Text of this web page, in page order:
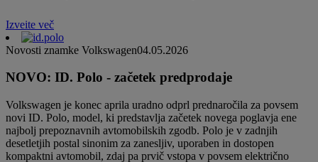
Izveite več
Novosti znamke Volkswagen04.05.2026
NOVO: ID. Polo - začetek predprodaje
Volkswagen je konec aprila uradno odprl prednaročila za povsem
novi ID. Polo, model, ki predstavlja začetek novega poglavja ene
najbolj prepoznavnih avtomobilskih zgodb. Polo je v zadnjih
desetletjih postal sinonim za zanesljiv, uporaben in dostopen
kompaktni avtomobil, zdaj pa prvič vstopa v povsem električno